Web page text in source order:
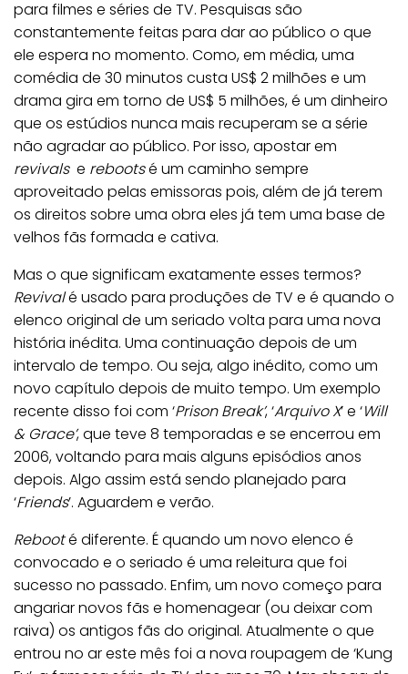
para filmes e séries de TV. Pesquisas são
constantemente feitas para dar ao público o que
ele espera no momento. Como, em média, uma
comédia de 30 minutos custa US$ 2 milhões e um
drama gira em torno de US$ 5 milhões, é um dinheiro
que os estúdios nunca mais recuperam se a série
não agradar ao público. Por isso, apostar em
revivalse rebootsé um caminho sempre
aproveitado pelas emissoras pois, além de já terem
os direitos sobre uma obra eles já tem uma base de
velhos fãs formada e cativa.
Mas o que significam exatamente esses termos?
Revivalé usado para produções de TV e é quando o
elenco original de um seriado volta para uma nova
história inédita. Uma continuação depois de um
intervalo de tempo. Ou seja, algo inédito, como um
novo capítulo depois de muito tempo. Um exemplo
recente disso foi com ‘Prison Break’, ‘Arquivo X’ e ‘Will
& Grace’, que teve 8 temporadas e se encerrou em
2006, voltando para mais alguns episódios anos
depois. Algo assim está sendo planejado para
‘Friends’. Aguardem e verão.
Rebooté diferente. É quando um novo elenco é
convocado e o seriado é uma releitura que foi
sucesso no passado. Enfim, um novo começo para
angariar novos fãs e homenagear (ou deixar com
raiva) os antigos fãs do original. Atualmente o que
entrou no ar este mês foi a nova roupagem de ‘Kung